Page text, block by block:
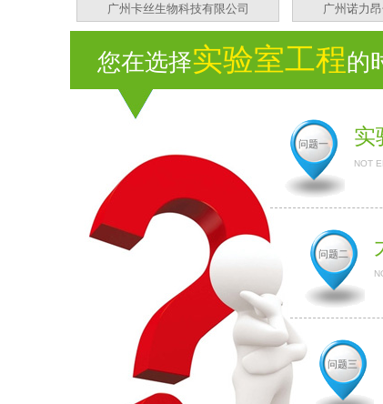
广州卡丝生物科技有限公司 广州诺力
您在选择实验室工程的
问题一 实
NOT
问题二
问题三